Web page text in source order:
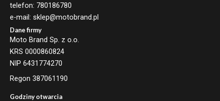
telefon: 780186780
e-mail: sklep@motobrand.pl
Dane firmy
Moto Brand Sp. z o.o.
KRS 0000860824
NIP 6431774270
Regon 387061190
Godziny otwarcia